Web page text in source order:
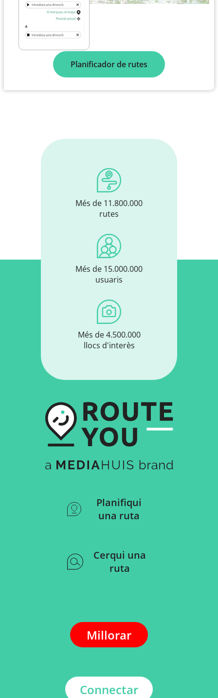
Planificador de rutes
Més de 11.800.000
rutes
Més de 15.000.000
usuaris
Més de 4.500.000
llocs d'interès
Planifiqui
una ruta
Cerqui una
ruta
Millorar
Connectar